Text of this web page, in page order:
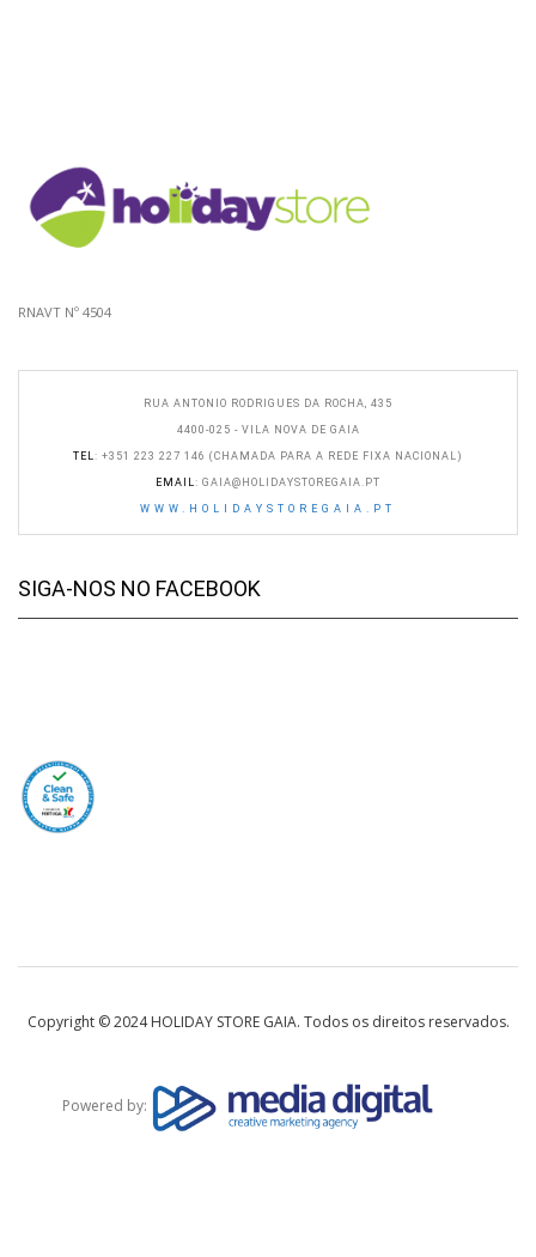
RNAVT Nº 4504
RUA ANTONIO RODRIGUES DA ROCHA, 435
4400-025 - VILA NOVA DE GAIA
TEL: +351 223 227 146 (CHAMADA PARA A REDE FIXA NACIONAL)
EMAIL: GAIA@HOLIDAYSTOREGAIA.PT
WWW.HOLIDAYSTOREGAIA.PT
SIGA-NOS NO FACEBOOK
Copyright © 2024 HOLIDAY STORE GAIA. Todos os direitos reservados.
Powered by: